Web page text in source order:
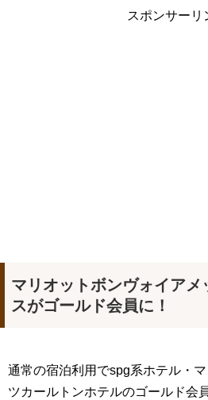
スポンサーリ
マリオットボンヴォイアメ
スがゴールド会員に！
通常の宿泊利用でspg系ホテル・
ツカールトンホテルのゴールド会